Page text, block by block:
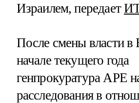
Израилем, передает
После смены власти в
начале текущего года
генпрокуратура АРЕ
расследования в